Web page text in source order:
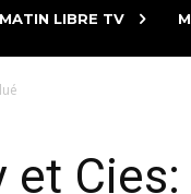
MATIN LIBRE TV